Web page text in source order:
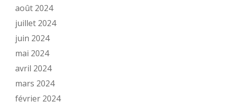
août 2024
juillet 2024
juin 2024
mai 2024
avril 2024
mars 2024
février 2024